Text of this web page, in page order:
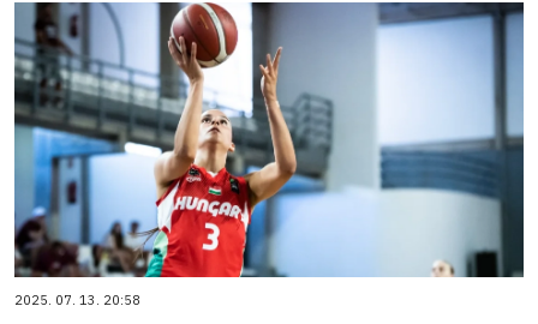
2025. 07. 13. 20:58